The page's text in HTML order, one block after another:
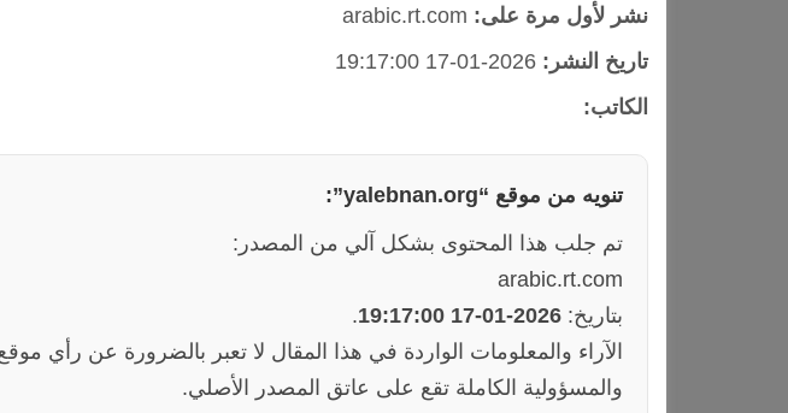
نشر لأول مرة على: arabic.rt.com
تاريخ النشر: 2026-01-17 19:17:00
الكاتب:
تنويه من موقع “yalebnan.org”:
تم جلب هذا المحتوى بشكل آلي من المصدر:
arabic.rt.com
بتاريخ: 2026-01-17 19:17:00
.
والمسؤولية الكاملة تقع على عاتق المصدر الأصلي.